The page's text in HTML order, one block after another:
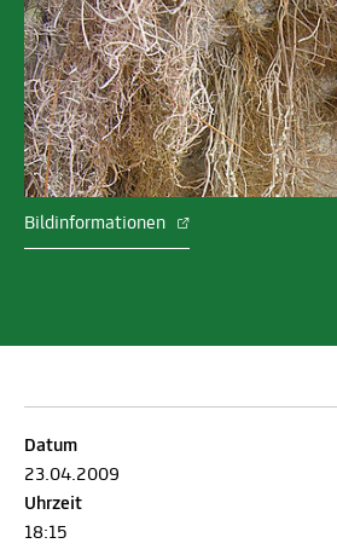
Bildinformationen
Datum
23.04.2009
Uhrzeit
18:15